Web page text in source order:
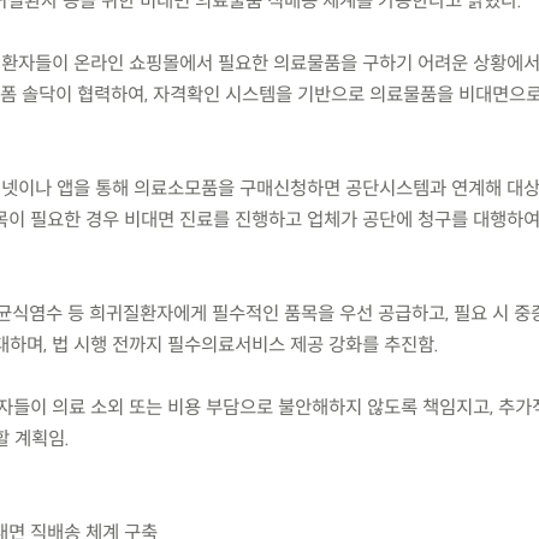
자들이 온라인 쇼핑몰에서 필요한 의료물품을 구하기 어려운 상황에서
솔닥이 협력하여, 자격확인 시스템을 기반으로 의료물품을 비대면으
이나 앱을 통해 의료소모품을 구매신청하면 공단시스템과 연계해 대
필요한 경우 비대면 진료를 진행하고 업체가 공단에 청구를 대행하
식염수 등 희귀질환자에게 필수적인 품목을 우선 공급하고, 필요 시 중
며, 법 시행 전까지 필수의료서비스 제공 강화를 추진함.
들이 의료 소외 또는 비용 부담으로 불안해하지 않도록 책임지고, 추가
계획임.
면 직배송 체계 구축